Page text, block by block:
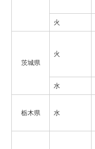
火
茨城県
火
水
栃木県 水